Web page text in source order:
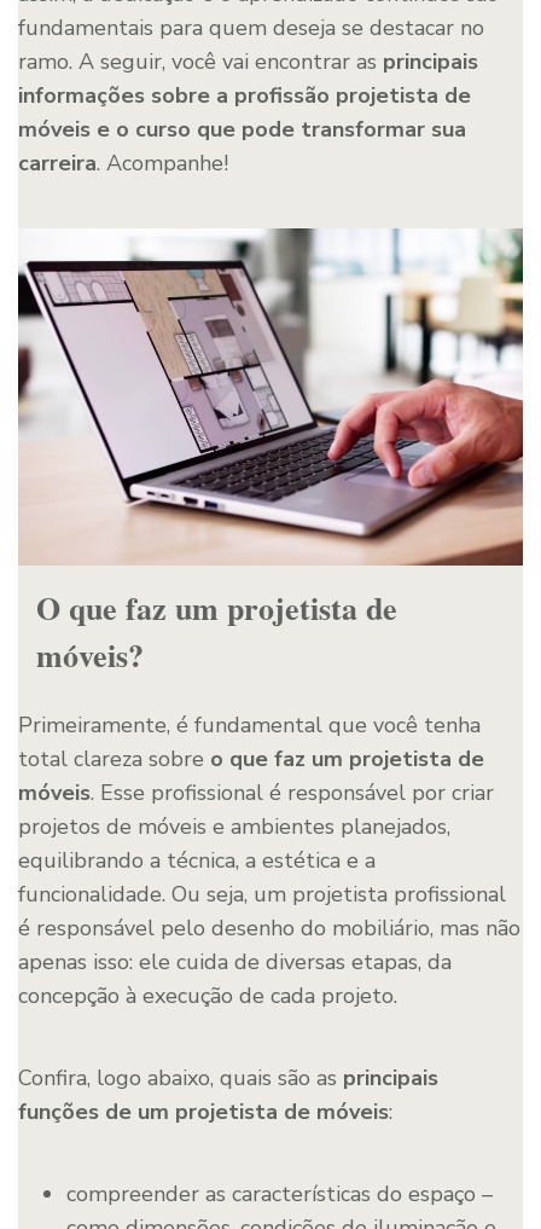
fundamentais para quem deseja se destacar no
ramo. A seguir, você vai encontrar as principais
informações sobre a profissão projetista de
móveis e o curso que pode transformar sua
carreira. Acompanhe!
O que faz um projetista de
móveis?
Primeiramente, é fundamental que você tenha
total clareza sobre o que faz um projetista de
móveis. Esse profissional é responsável por criar
projetos de móveis e ambientes planejados,
equilibrando a técnica, a estética e a
funcionalidade. Ou seja, um projetista profissional
é responsável pelo desenho do mobiliário, mas não
apenas isso: ele cuida de diversas etapas, da
concepção à execução de cada projeto.
Confira, logo abaixo, quais são as principais
funções de um projetista de móveis:
compreender as características do espaço –